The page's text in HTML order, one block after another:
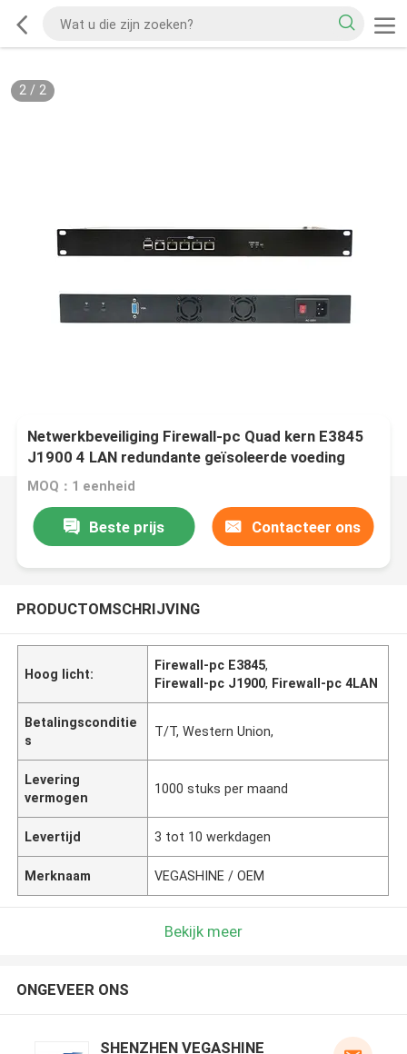
2/ 2
Netwerkbeveiliging Firewall-pc Quad kern E3845
J1900 4 LAN redundante geïsoleerde voeding
MOQ：1 eenheid
Beste prijs Contacteer ons
PRODUCTOMSCHRIJVING
Hoog licht:
Firewall-pc E3845,
Firewall-pc J1900, Firewall-pc 4LAN
Betalingsconditie
s
T/T, Western Union,
Levering
vermogen
1000 stuks per maand
Levertijd 3 tot 10 werkdagen
Merknaam VEGASHINE / OEM
Bekijk meer
ONGEVEER ONS
SHENZHEN VEGASHINE